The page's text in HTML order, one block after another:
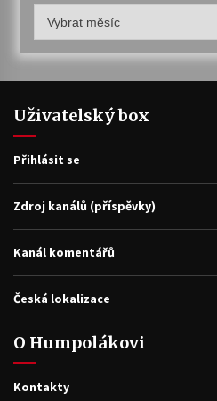
archiv
Uživatelský box
Přihlásit se
Zdroj kanálů (příspěvky)
Kanál komentářů
Česká lokalizace
O Humpolákovi
Kontakty